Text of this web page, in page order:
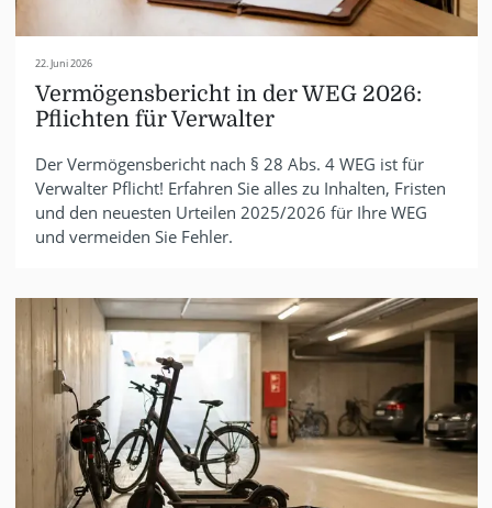
22. Juni 2026
Vermögensbericht in der WEG 2026:
Pflichten für Verwalter
Der Vermögensbericht nach § 28 Abs. 4 WEG ist für
Verwalter Pflicht! Erfahren Sie alles zu Inhalten, Fristen
und den neuesten Urteilen 2025/2026 für Ihre WEG
und vermeiden Sie Fehler.